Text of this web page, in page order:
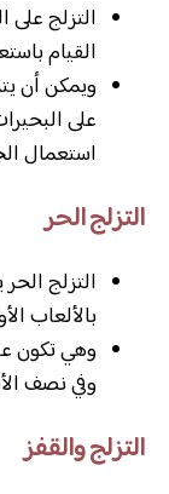
التزلج
القيام
ويمكن أن
على
استعمال
التزلج الحر
التزلج
بالألعاب
وهي تكون
وفي نصف
التزلج والقفز